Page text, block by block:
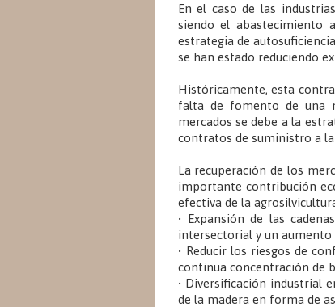
En el caso de las
siendo el abastecimiento
estrategia de
se han estado reduciendo
Históricamente, esta
falta de fomento de una
mercados se debe a la
contratos de suministro a
La recuperación de los
importante contribución
efectiva de la
• Expansión de las
intersectorial y un aumento
• Reducir los riesgos de
continua concentración de
• Diversificación industrial
de la madera en forma de